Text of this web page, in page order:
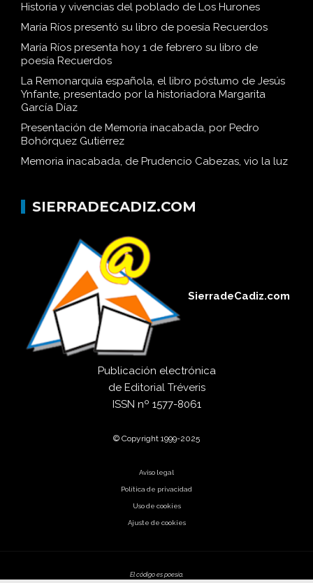
Historia y vivencias del poblado de Los Hurones
María Ríos presentó su libro de poesía Recuerdos
María Ríos presenta hoy 1 de febrero su libro de
poesía Recuerdos
La Remonarquía española, el libro póstumo de Jesús
Ynfante, presentado por la historiadora Margarita
García Díaz
Presentación de Memoria inacabada, por Pedro
Bohórquez Gutiérrez
Memoria inacabada, de Prudencio Cabezas, vio la luz
SIERRADECADIZ.COM
SierradeCadiz.com
Publicación electrónica
de Editorial Tréveris
ISSN nº 1577-8061
© Copyright 1999-2025
Aviso legal
Política de privacidad
Uso de cookies
Ajuste de cookies
El código es poesía.